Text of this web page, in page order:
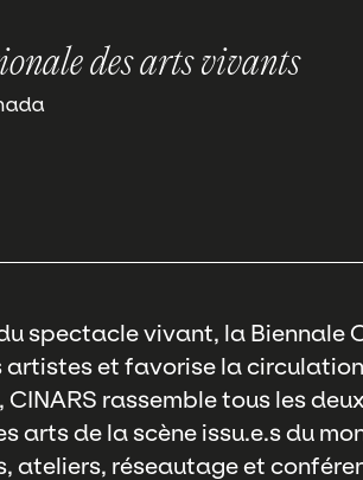
des arts vivants
spectacle vivant, la Biennale
artistes et favorise la
CINARS rassemble tous les
arts de la scène issu.e.s du
ateliers, réseautage et